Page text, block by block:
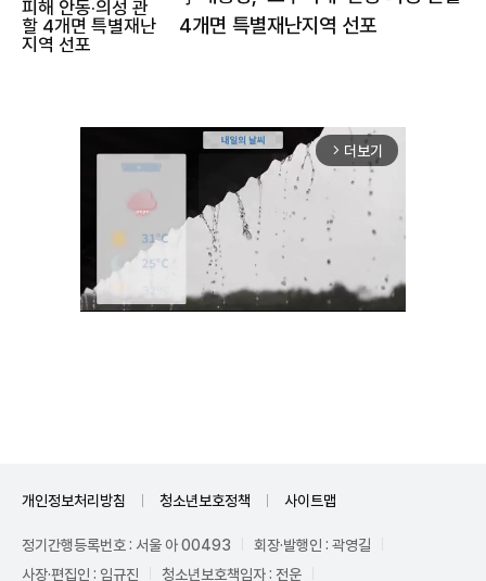
4개면 특별재난지역 선포
arrow_forward_ios 더보기
개인정보처리방침 청소년보호정책 사이트맵
정기간행등록번호 : 서울 아 00493
회장·발행인 : 곽영길
사장·편집인 : 임규진
청소년보호책임자 : 전운